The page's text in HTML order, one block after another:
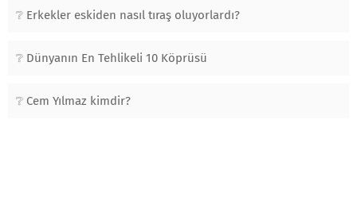
Erkekler eskiden nasıl tıraş oluyorlardı?
Dünyanın En Tehlikeli 10 Köprüsü
Cem Yılmaz kimdir?